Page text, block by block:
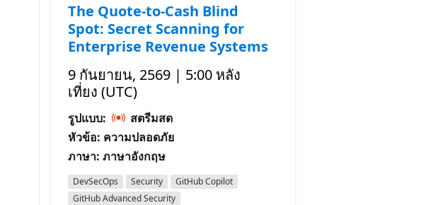
The Quote-to-Cash Blind
Spot: Secret Scanning for
Enterprise Revenue Systems
9 กันยายน, 2569 | 5:00 หลัง
เที่ยง (UTC)
รูปแบบ:
สตรีมสด
หัวข้อ: ความปลอดภัย
ภาษา: ภาษาอังกฤษ
DevSecOps Security
GitHub Copilot
GitHub Advanced Security